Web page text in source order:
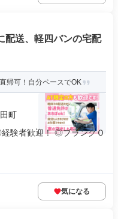
配送、軽四バンの宅配
帰可！自分ペースでOK
町
験者歓迎！ ◎ブランクＯ
気になる